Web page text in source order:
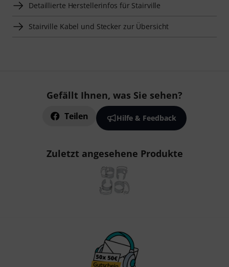
Detaillierte Herstellerinfos für Stairville
Stairville Kabel und Stecker zur Übersicht
Gefällt Ihnen, was Sie sehen?
Teilen Hilfe & Feedback
Zuletzt angesehene Produkte